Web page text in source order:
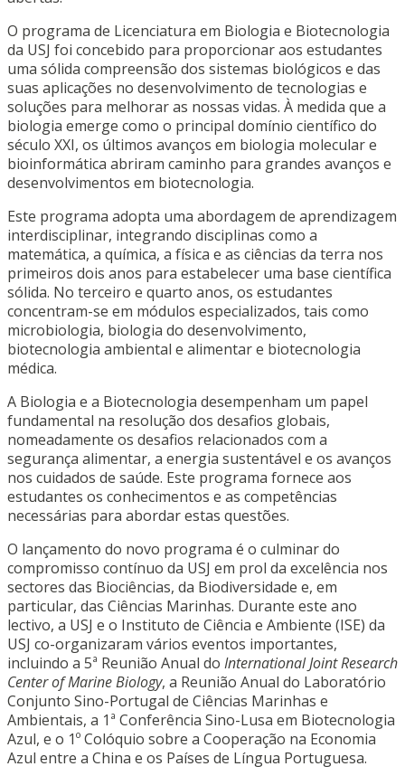
O programa de Licenciatura em Biologia e Biotecnologia
da USJ foi concebido para proporcionar aos estudantes
uma sólida compreensão dos sistemas biológicos e das
suas aplicações no desenvolvimento de tecnologias e
soluções para melhorar as nossas vidas. À medida que a
biologia emerge como o principal domínio científico do
século XXI, os últimos avanços em biologia molecular e
bioinformática abriram caminho para grandes avanços e
desenvolvimentos em biotecnologia.
Este programa adopta uma abordagem de aprendizagem
interdisciplinar, integrando disciplinas como a
matemática, a química, a física e as ciências da terra nos
primeiros dois anos para estabelecer uma base científica
sólida. No terceiro e quarto anos, os estudantes
concentram-se em módulos especializados, tais como
microbiologia, biologia do desenvolvimento,
biotecnologia ambiental e alimentar e biotecnologia
médica.
A Biologia e a Biotecnologia desempenham um papel
fundamental na resolução dos desafios globais,
nomeadamente os desafios relacionados com a
segurança alimentar, a energia sustentável e os avanços
nos cuidados de saúde. Este programa fornece aos
estudantes os conhecimentos e as competências
necessárias para abordar estas questões.
O lançamento do novo programa é o culminar do
compromisso contínuo da USJ em prol da excelência nos
sectores das Biociências, da Biodiversidade e, em
particular, das Ciências Marinhas. Durante este ano
lectivo, a USJ e o Instituto de Ciência e Ambiente (ISE) da
USJ co-organizaram vários eventos importantes,
incluindo a 5ª Reunião Anual do International Joint Research
Center of Marine Biology, a Reunião Anual do Laboratório
Conjunto Sino-Portugal de Ciências Marinhas e
Ambientais, a 1ª Conferência Sino-Lusa em Biotecnologia
Azul, e o 1º Colóquio sobre a Cooperação na Economia
Azul entre a China e os Países de Língua Portuguesa.